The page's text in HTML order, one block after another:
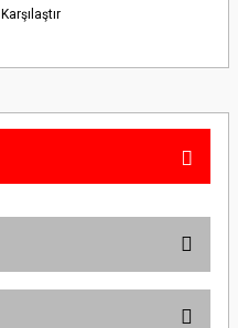
Karşılaştır